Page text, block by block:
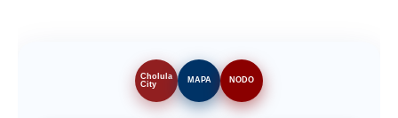
Cholula
City
MAPA NODO